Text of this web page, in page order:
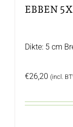
EBBEN
Dikte: 5 cm
€26,20 (incl.